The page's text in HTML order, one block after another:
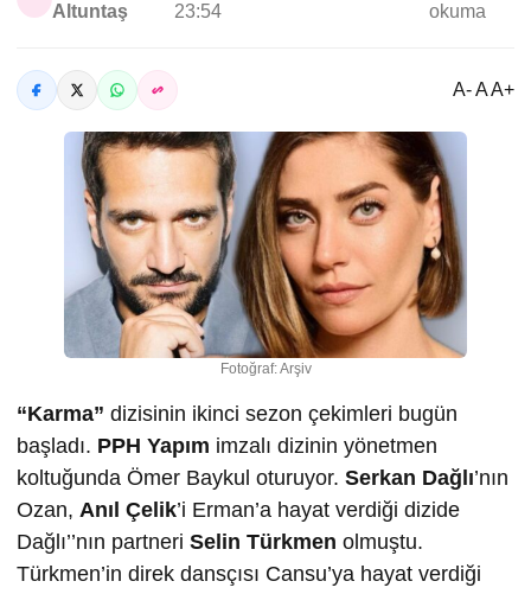
Altuntaş
23:54
okuma
A- A A+
Fotoğraf: Arşiv
“Karma” dizisinin ikinci sezon çekimleri bugün
başladı. PPH Yapım imzalı dizinin yönetmen
koltuğunda Ömer Baykul oturuyor. Serkan Dağlı’nın
Ozan, Anıl Çelik’i Erman’a hayat verdiği dizide
Dağlı’’nın partneri Selin Türkmen olmuştu.
Türkmen’in direk dansçısı Cansu’ya hayat verdiği